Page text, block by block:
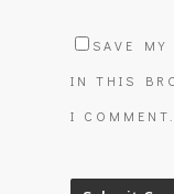
SAVE
IN THIS
I COMMENT.